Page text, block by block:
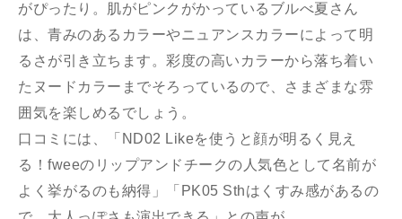
がぴったり。肌がピンクがかっているブルべ夏さん
は、青みのあるカラーやニュアンスカラーによって明
るさが引き立ちます。彩度の高いカラーから落ち着い
たヌードカラーまでそろっているので、さまざまな雰
囲気を楽しめるでしょう。
口コミには、「ND02 Likeを使うと顔が明るく見え
る！fweeのリップアンドチークの人気色として名前が
よく挙がるのも納得」「PK05 Sthはくすみ感があるの